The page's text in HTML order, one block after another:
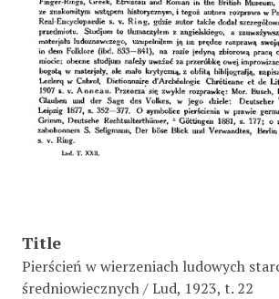
Title
Pierścień w wierzeniach ludowych
średniowiecznych / Lud, 1923, t. 22